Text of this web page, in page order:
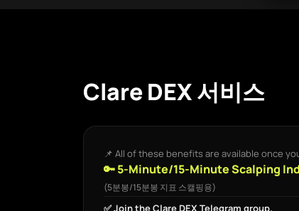
Clare DEX 서비스
📌 All of these benefits are available once
🔑 5-Minute/15-Minute Scalping
(5분봉/15분봉 지표 스캘핑용)
✅ Join the Clare DEX Telegram group.